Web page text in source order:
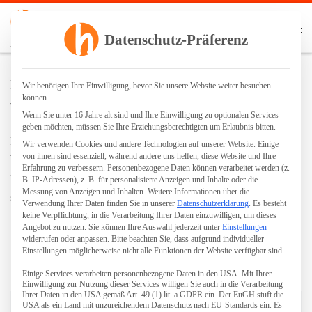
Parkettgrundreinigung | staubfreies Schleifen | Ölen | Lackieren
Search
Filzgleiter
von
Filzgleiter sind kleine Filzstücken, oft auf einer Seite
bereits mit einer Klebefläche bestückt. Diese werden unter
Möbelteile geklebt, um den Boden vor Kratzern zu
schützen.
AUTOR
Datenschutz-Präferenz
Wir benötigen Ihre Einwilligung, bevor Sie unsere Website weiter besuchen
können.
Wenn Sie unter 16 Jahre alt sind und Ihre Einwilligung zu optionalen Services
geben möchten, müssen Sie Ihre Erziehungsberechtigten um Erlaubnis bitten.
Wir verwenden Cookies und andere Technologien auf unserer Website. Einige
von ihnen sind essenziell, während andere uns helfen, diese Website und Ihre
Erfahrung zu verbessern. Personenbezogene Daten können verarbeitet werden (z.
B. IP-Adressen), z. B. für personalisierte Anzeigen und Inhalte oder die
Messung von Anzeigen und Inhalten. Weitere Informationen über die
Verwendung Ihrer Daten finden Sie in unserer Datenschutzerklärung. Es besteht
keine Verpflichtung, in die Verarbeitung Ihrer Daten einzuwilligen, um dieses
Angebot zu nutzen. Sie können Ihre Auswahl jederzeit unter Einstellungen
widerrufen oder anpassen. Bitte beachten Sie, dass aufgrund individueller
Einstellungen möglicherweise nicht alle Funktionen der Website verfügbar sind.
Einige Services verarbeiten personenbezogene Daten in den USA. Mit Ihrer
Einwilligung zur Nutzung dieser Services willigen Sie auch in die Verarbeitung
Ihrer Daten in den USA gemäß Art. 49 (1) lit. a GDPR ein. Der EuGH stuft die
USA als ein Land mit unzureichendem Datenschutz nach EU-Standards ein. Es